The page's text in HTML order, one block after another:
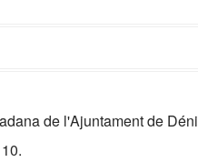
de l'Ajuntament de